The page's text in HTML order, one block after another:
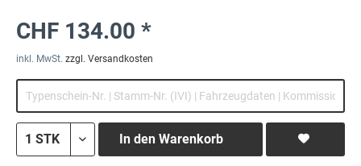
CHF 134.00 *
inkl. MwSt. zzgl. Versandkosten
In den Warenkorb